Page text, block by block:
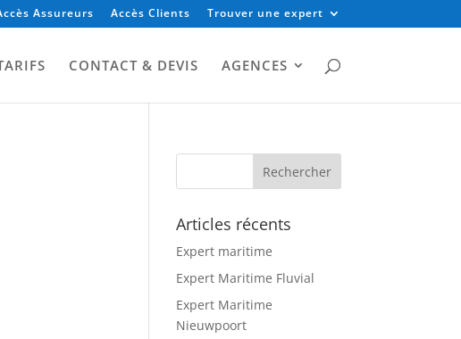
Assureurs Accès Clients Trouver une expert
CONTACT & DEVIS AGENCES
Articles récents
Expert maritime
Expert Maritime Fluvial
Expert Maritime
Nieuwpoort